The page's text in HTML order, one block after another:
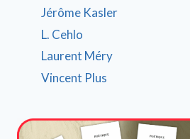
Jérôme Kasler
L. Cehlo
Laurent Méry
Vincent Plus